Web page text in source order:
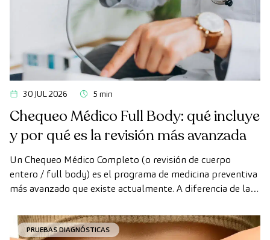
30 JUL 2026 5 min
Chequeo Médico Full Body: qué incluye
y por qué es la revisión más avanzada
Un Chequeo Médico Completo (o revisión de cuerpo
entero / full body) es el programa de medicina preventiva
más avanzado que existe actualmente. A diferencia de las
tecnología de diagnóstico por la imagen de última
generación para evaluar de forma exhaustiva el estado de
PRUEBAS DIAGNÓSTICAS